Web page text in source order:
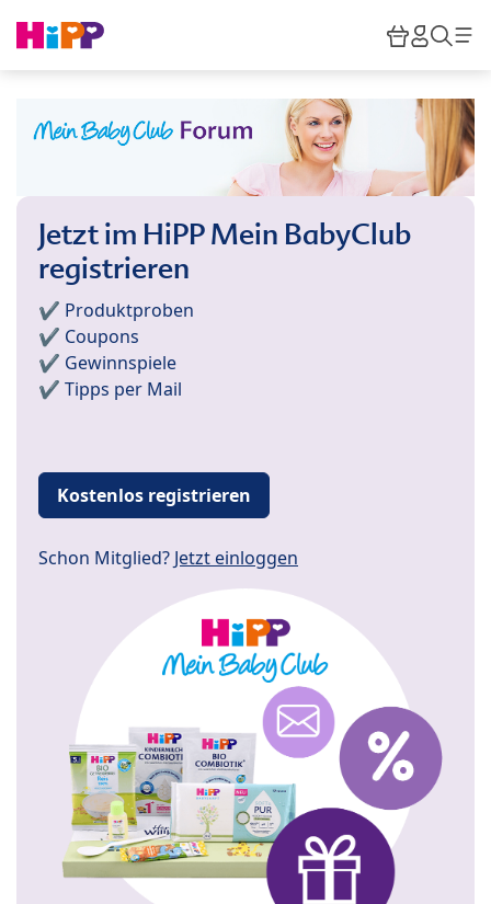
HiPP
Jetzt im HiPP Mein BabyClub
registrieren
✔️ Produktproben
✔️ Coupons
✔️ Gewinnspiele
✔️ Tipps per Mail
Kostenlos registrieren
Schon Mitglied? Jetzt einloggen